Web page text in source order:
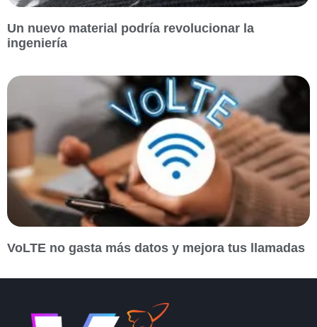
Un nuevo material podría revolucionar la
ingeniería
VoLTE no gasta más datos y mejora tus llamadas